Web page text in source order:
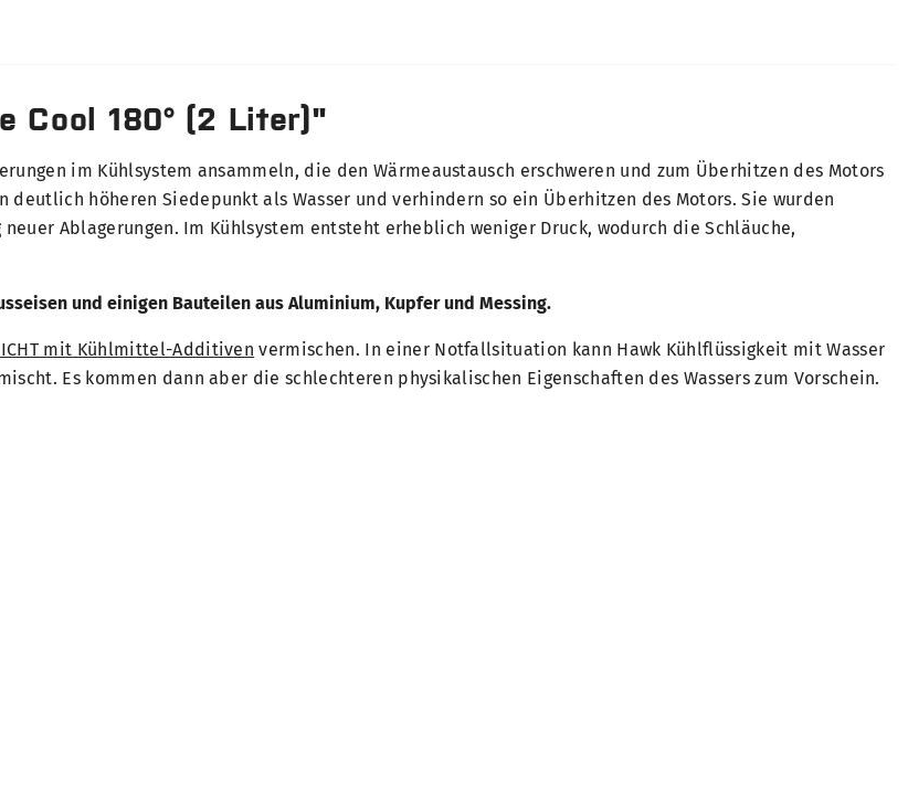
Cool 180° (2 Liter)"
im Kühlsystem ansammeln, die den Wärmeaustausch erschweren und zum Überhitzen des Motors
deutlich höheren Siedepunkt als Wasser und verhindern so ein Überhitzen des Motors. Sie wurden
Ablagerungen. Im Kühlsystem entsteht erheblich weniger Druck, wodurch die Schläuche,
und einigen Bauteilen aus Aluminium, Kupfer und Messing.
mit Kühlmittel-Additiven vermischen. In einer Notfallsituation kann Hawk Kühlflüssigkeit mit Wasser
Es kommen dann aber die schlechteren physikalischen Eigenschaften des Wassers zum Vorschein.